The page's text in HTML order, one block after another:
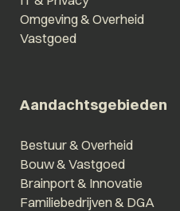
Omgeving & Overheid
Vastgoed
Aandachtsgebieden
Bestuur & Overheid
Bouw & Vastgoed
Brainport & Innovatie
Familiebedrijven & DGA